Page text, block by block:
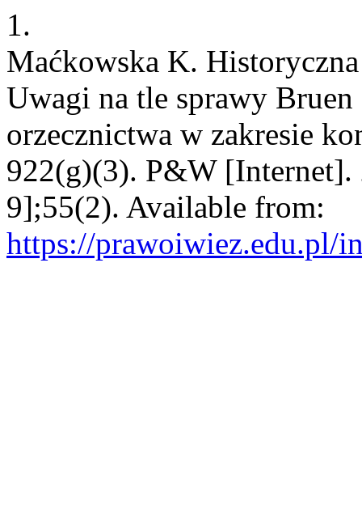
1.
Maćkowska K.
Uwagi na tle sprawy
orzecznictwa w zakresie
922(g)(3). P&W [Internet].
9];55(2). Available from:
https://prawoiwiez.edu.pl/